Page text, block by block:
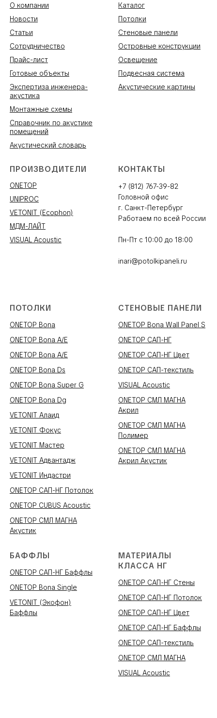
О компании
Новости
Статьи
Сотрудничество
Прайс-лист
Готовые объекты
Экспертиза инженера-
акустика
Монтажные схемы
Справочник по акустике
помещений
Акустический словарь
Каталог
Потолки
Стеновые панели
Островные конструкции
Освещение
Подвесная система
Акустические картины
ПРОИЗВОДИТЕЛИ
ONETOP
UNIPROC
VETONIT (Ecophon)
МДМ-ЛАЙТ
VISUAL Acoustic
КОНТАКТЫ
+7 (812) 767-39-82
Головной офис
г. Санкт-Петербург
Работаем по всей России
Пн-Пт с 10:00 до 18:00
inari@potolkipaneli.ru
ПОТОЛКИ
ONETOP Bona
ONETOP Bona A/E
ONETOP Bona A/E
ONETOP Bona Ds
ONETOP Bona Super G
ONETOP Bona Dg
VETONIT Алаид
VETONIT Фокус
VETONIT Мастер
VETONIT Адвантадж
VETONIT Индастри
ONETOP САП-НГ Потолок
ONETOP CUBUS Acoustic
ONETOP СМЛ МАГНА
Акустик
СТЕНОВЫЕ ПАНЕЛИ
ONETOP Bona Wall Panel S
ONETOP САП-НГ
ONETOP САП-НГ Цвет
ONETOP САП-текстиль
VISUAL Acoustic
ONETOP СМЛ МАГНА
Акрил
ONETOP СМЛ МАГНА
Полимер
ONETOP СМЛ МАГНА
Акрил Акустик
БАФФЛЫ
ONETOP САП-НГ Баффлы
ONETOP Bona Single
VETONIT (Экофон)
Баффлы
МАТЕРИАЛЫ
КЛАССА НГ
ONETOP САП-НГ Стены
ONETOP САП-НГ Потолок
ONETOP САП-НГ Цвет
ONETOP САП-НГ Баффлы
ONETOP САП-текстиль
ONETOP СМЛ МАГНА
VISUAL Acoustic